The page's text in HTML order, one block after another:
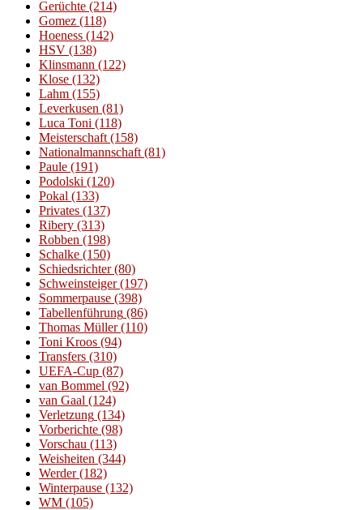
Gerüchte (214)
Gomez (118)
Hoeness (142)
HSV (138)
Klinsmann (122)
Klose (132)
Lahm (155)
Leverkusen (81)
Luca Toni (118)
Meisterschaft (158)
Nationalmannschaft (81)
Paule (191)
Podolski (120)
Pokal (133)
Privates (137)
Ribery (313)
Robben (198)
Schalke (150)
Schiedsrichter(80)
Schweinsteiger(197)
Sommerpause (398)
Tabellenführung (86)
Thomas Müller(110)
Toni Kroos (94)
Transfers (310)
UEFA-Cup (87)
van Bommel (92)
van Gaal (124)
Verletzung (134)
Vorberichte (98)
Vorschau (113)
Weisheiten (344)
Werder(182)
Winterpause (132)
WM (105)